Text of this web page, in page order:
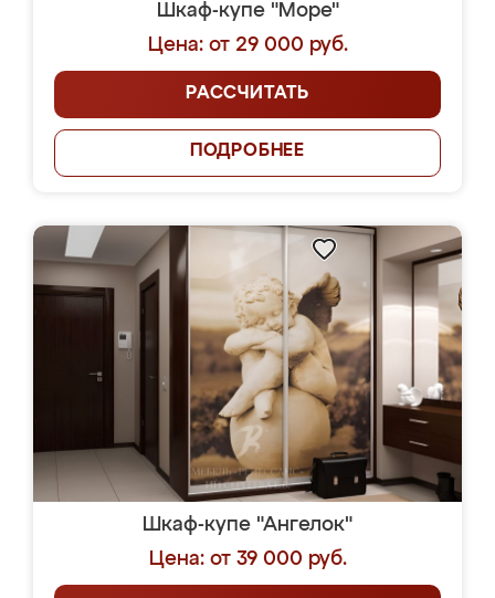
Шкаф-купе "Море"
Цена: от 29 000 руб.
РАССЧИТАТЬ
ПОДРОБНЕЕ
Шкаф-купе "Ангелок"
Цена: от 39 000 руб.